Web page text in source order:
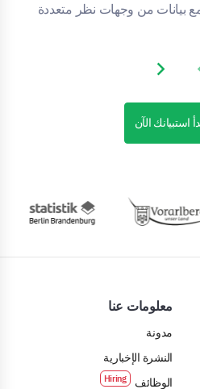
بيانات من وجهات نظر متعددة
Previous
Next slide
استبيانك الآن
معلومات عنا
مدونة
النشرة الإخبارية
الوظائف